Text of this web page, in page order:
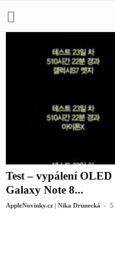
Test – vypálení OLED
Galaxy Note 8...
AppleNovinky.cz | Nika Drunecká -